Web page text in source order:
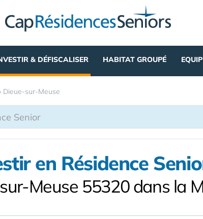
& DÉFISCALISER HABITAT GROUPÉ
Dieue-sur-Meuse
en Résidence
Meuse 55320 dans la